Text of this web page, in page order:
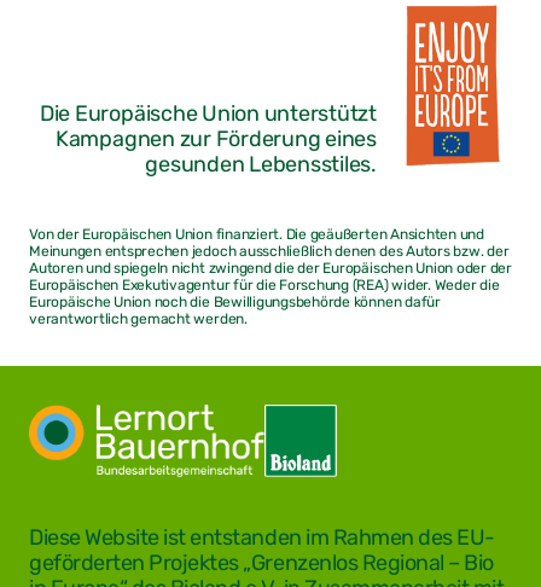
Die Europäische Union unterstützt
Kampagnen zur Förderung eines
gesunden Lebensstiles.
Von der Europäischen Union finanziert. Die geäußerten Ansichten und
Meinungen entsprechen jedoch ausschließlich denen des Autors bzw. der
Autoren und spiegeln nicht zwingend die der Europäischen Union oder der
Europäischen Exekutivagentur für die Forschung (REA) wider. Weder die
Europäische Union noch die Bewilligungsbehörde können dafür
verantwortlich gemacht werden.
Diese Website ist entstanden im Rahmen des EU-
geförderten Projektes „Grenzenlos Regional – Bio